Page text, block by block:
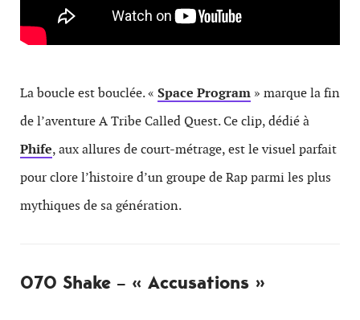
La boucle est bouclée. « Space Program » marque la fin
de l’aventure A Tribe Called Quest. Ce clip, dédié à
Phife, aux allures de court-métrage, est le visuel parfait
pour clore l’histoire d’un groupe de Rap parmi les plus
mythiques de sa génération.
070 Shake – « Accusations »